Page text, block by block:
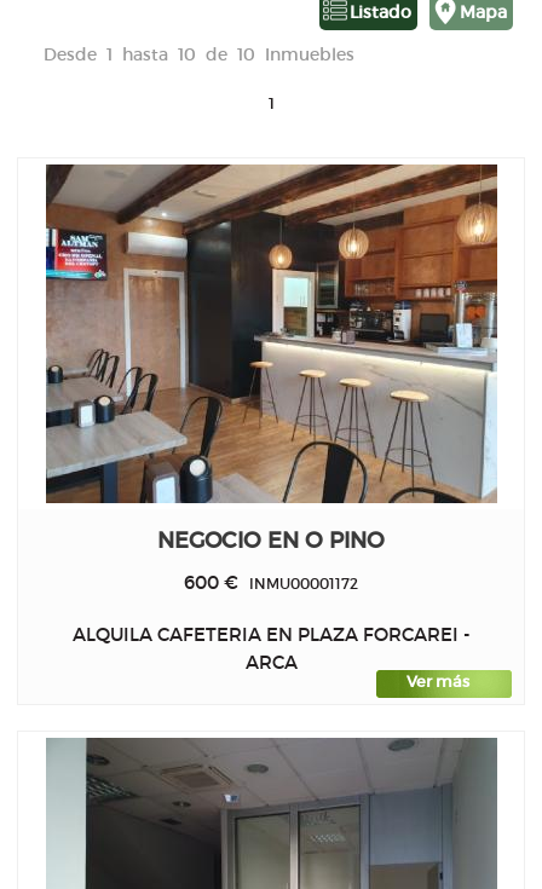
Mapa
Listado
Desde 1 hasta 10 de 10 Inmuebles
1
NEGOCIO EN O PINO
600 € INMU00001172
ALQUILA CAFETERIA EN PLAZA FORCAREI -
ARCA
Ver más